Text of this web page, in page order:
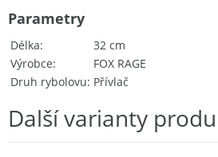
Délka
32 cm
Výrobce
FOX RAGE
Druh rybolovu Přívlač
Parametry
Další varianty